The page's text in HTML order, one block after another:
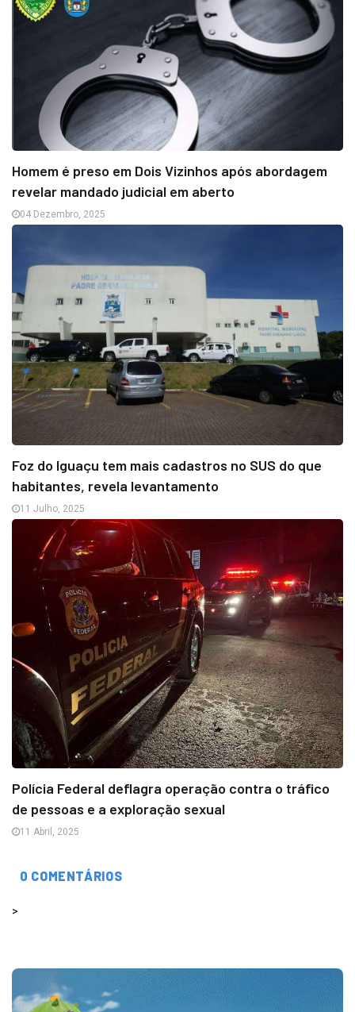
Homem é preso em Dois Vizinhos após abordagem
revelar mandado judicial em aberto
04 Dezembro, 2025
Foz do Iguaçu tem mais cadastros no SUS do que
habitantes, revela levantamento
11 Julho, 2025
Polícia Federal deflagra operação contra o tráfico
de pessoas e a exploração sexual
11 Abril, 2025
0 COMENTÁRIOS
>